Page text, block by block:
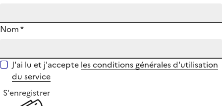
Nom*
J'ai lu et j'accepte les conditions générales d'utilisation
du service
S'enregistrer